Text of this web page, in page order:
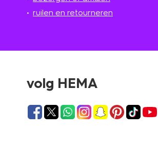
ruilen en retourneren
volg HEMA